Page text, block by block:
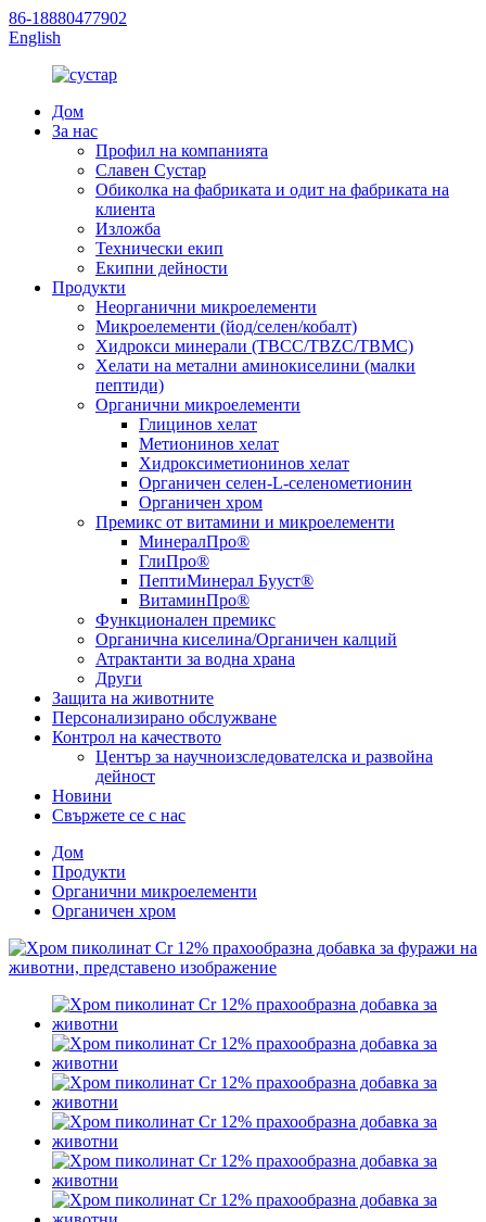
86-18880477902
English
Дом
За нас
Профил на компанията
Славен Сустар
Обиколка на фабриката и одит на фабриката на
клиента
Изложба
Технически екип
Екипни дейности
Продукти
Неорганични микроелементи
Микроелементи (йод/селен/кобалт)
Хидрокси минерали (TBCC/TBZC/TBMC)
Хелати на метални аминокиселини (малки
пептиди)
Органични микроелементи
Глицинов хелат
Метионинов хелат
Хидроксиметионинов хелат
Органичен селен-L-селенометионин
Органичен хром
Премикс от витамини и микроелементи
МинералПро®
ГлиПро®
ПептиМинерал Бууст®
ВитаминПро®
Функционален премикс
Органична киселина/Органичен калций
Атрактанти за водна храна
Други
Защита на животните
Персонализирано обслужване
Контрол на качеството
Център за научноизследователска и развойна
дейност
Новини
Свържете се с нас
Дом
Продукти
Органични микроелементи
Органичен хром